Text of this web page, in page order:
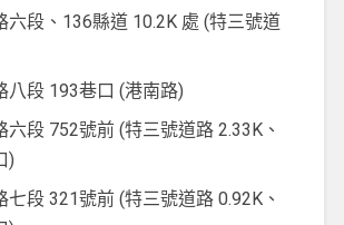
六段、136縣道 10.2K 處 (特三號道
八段 193巷口 (港南路)
六段 752號前 (特三號道路 2.33K、
)
七段 321號前 (特三號道路 0.92K、